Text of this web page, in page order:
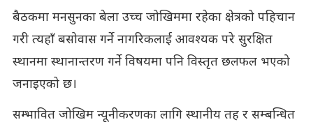
बैठकमा मनसुनका बेला उच्च जोखिममा रहेका क्षेत्रको पहिचान
गरी त्यहाँ बसोवास गर्ने नागरिकलाई आवश्यक परे सुरक्षित
स्थानमा स्थानान्तरण गर्ने विषयमा पनि विस्तृत छलफल भएको
जनाइएको छ।
सम्भावित जोखिम न्यूनीकरणका लागि स्थानीय तह र सम्बन्धित